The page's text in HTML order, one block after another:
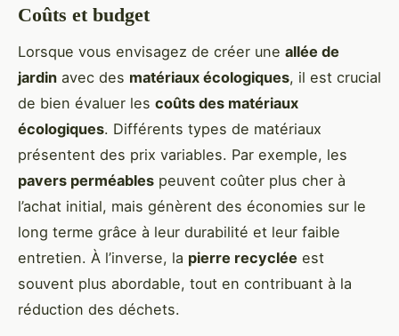
Coûts et budget
Lorsque vous envisagez de créer une allée de
jardin avec des matériaux écologiques, il est crucial
de bien évaluer les coûts des matériaux
écologiques. Différents types de matériaux
présentent des prix variables. Par exemple, les
pavers perméables peuvent coûter plus cher à
l’achat initial, mais génèrent des économies sur le
long terme grâce à leur durabilité et leur faible
entretien. À l’inverse, la pierre recyclée est
souvent plus abordable, tout en contribuant à la
réduction des déchets.